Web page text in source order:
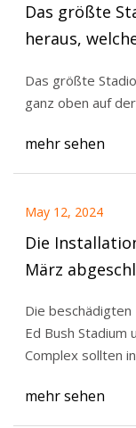
Das größte
heraus,
Das größte
ganz oben auf
mehr sehen
May 12, 2024
Die
März
Die
Ed Bush Stadium
Complex sollten
mehr sehen